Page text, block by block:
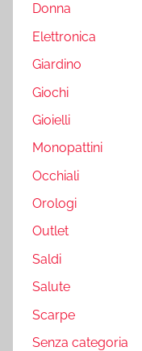
Donna
Elettronica
Giardino
Giochi
Gioielli
Monopattini
Occhiali
Orologi
Outlet
Saldi
Salute
Scarpe
Senza categoria